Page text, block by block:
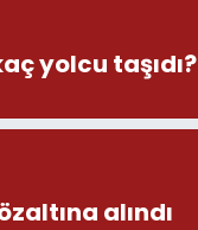
yolcu taşıdı?
alındı